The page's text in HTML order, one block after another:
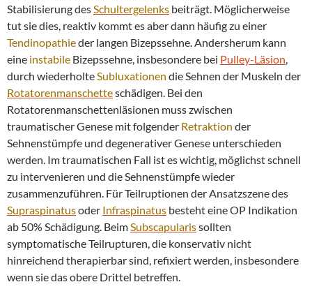
Stabilisierung desSchultergelenks beiträgt. Möglicherweise
tut sie dies, reaktiv kommt es aber dann häufig zu einer
Tendinopathieder langen Bizepssehne. Andersherum kann
eine instabile Bizepssehne, insbesondere bei Pulley-Läsion,
durch wiederholteSubluxationen die Sehnen der Muskeln der
Rotatorenmanschetteschädigen. Bei den
Rotatorenmanschettenläsionen muss zwischen
traumatischer Genese mit folgender Retraktion der
Sehnenstümpfe und degenerativer Genese unterschieden
werden. Im traumatischen Fall ist es wichtig, möglichst schnell
zu intervenieren und die Sehnenstümpfe wieder
zusammenzuführen. Für Teilruptionen der Ansatzszene des
Supraspinatusoder Infraspinatus besteht eine OP Indikation
ab 50% Schädigung. BeimSubscapularissollten
symptomatische Teilrupturen, die konservativ nicht
hinreichend therapierbar sind, refixiert werden, insbesondere
wenn sie das obere Drittel betreffen.